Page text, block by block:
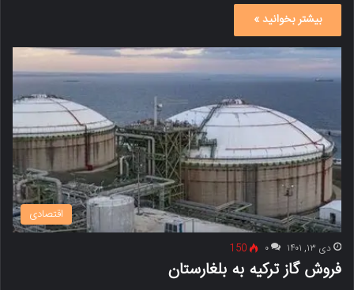
بیشتر بخوانید »
اقتصادی
دی ۱۳, ۱۴۰۱ ۰ 150
فروش گاز ترکیه به بلغارستان